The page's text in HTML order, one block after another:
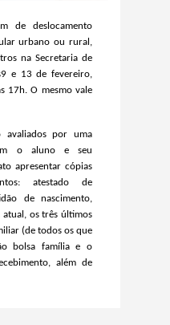
de deslocamento
urbano ou rural,
na Secretaria de
e 13 de fevereiro,
17h. O mesmo vale
avaliados por uma
o aluno e seu
apresentar cópias
atestado de
de nascimento,
os três últimos
(de todos os que
bolsa família e o
além de